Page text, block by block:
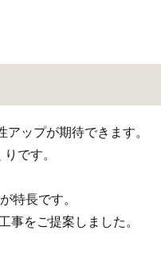
ップが期待できます。
です。
特長です。
事をご提案しました。